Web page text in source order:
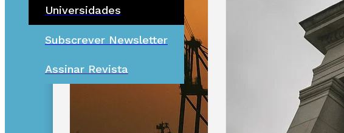
Universidades
Subscrever Newsletter
Assinar Revista